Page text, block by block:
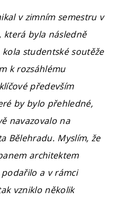
v zimním semestru v
která byla následně
studentské soutěže
k rozsáhlému
především
by bylo přehledné,
navazovalo na
Bělehradu. Myslím, že
architektem
a v rámci
vzniklo několik